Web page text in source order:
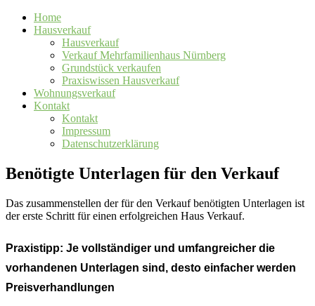
Home
Hausverkauf
Hausverkauf
Verkauf Mehrfamilienhaus Nürnberg
Grundstück verkaufen
Praxiswissen Hausverkauf
Wohnungsverkauf
Kontakt
Kontakt
Impressum
Datenschutzerklärung
Benötigte Unterlagen für den Verkauf
Das zusammenstellen der für den Verkauf benötigten Unterlagen ist
der erste Schritt für einen erfolgreichen Haus Verkauf.
Praxistipp: Je vollständiger und umfangreicher die
vorhandenen Unterlagen sind, desto einfacher werden
Preisverhandlungen